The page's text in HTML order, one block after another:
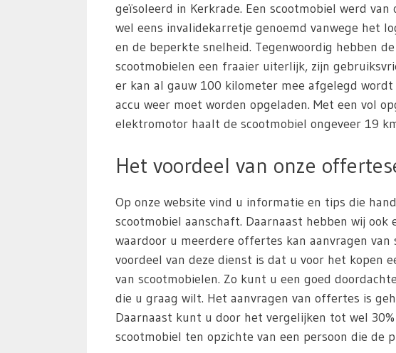
geïsoleerd in Kerkrade. Een scootmobiel werd van
wel eens invalidekarretje genoemd vanwege het
en de beperkte snelheid. Tegenwoordig hebben de
scootmobielen een fraaier uiterlijk, zijn
er kan al gauw 100 kilometer mee afgelegd wordt
accu weer moet worden opgeladen. Met een vol
elektromotor haalt de scootmobiel ongeveer 19
Het voordeel van onze
Op onze website vind u informatie en tips die
scootmobiel aanschaft. Daarnaast hebben wij ook
waardoor u meerdere offertes kan aanvragen van
voordeel van deze dienst is dat u voor het kopen
van scootmobielen. Zo kunt u een goed
die u graag wilt. Het aanvragen van offertes is
Daarnaast kunt u door het vergelijken tot wel
scootmobiel ten opzichte van een persoon die de